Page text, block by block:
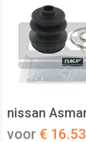
nissan
voor € 16.53